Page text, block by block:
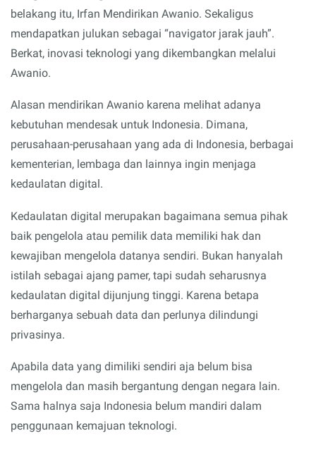
belakang itu, Irfan Mendirikan Awanio. Sekaligus
mendapatkan julukan sebagai “navigator jarak jauh”.
Berkat, inovasi teknologi yang dikembangkan melalui
Awanio.
Alasan mendirikan Awanio karena melihat adanya
kebutuhan mendesak untuk Indonesia. Dimana,
perusahaan-perusahaan yang ada di Indonesia, berbagai
kementerian, lembaga dan lainnya ingin menjaga
kedaulatan digital.
Kedaulatan digital merupakan bagaimana semua pihak
baik pengelola atau pemilik data memiliki hak dan
kewajiban mengelola datanya sendiri. Bukan hanyalah
istilah sebagai ajang pamer, tapi sudah seharusnya
kedaulatan digital dijunjung tinggi. Karena betapa
berharganya sebuah data dan perlunya dilindungi
privasinya.
Apabila data yang dimiliki sendiri aja belum bisa
mengelola dan masih bergantung dengan negara lain.
Sama halnya saja Indonesia belum mandiri dalam
penggunaan kemajuan teknologi.